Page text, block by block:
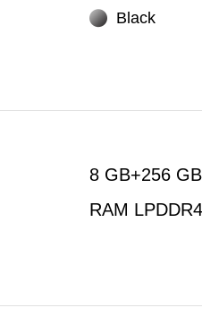
Black
8 GB+256 GB
RAM